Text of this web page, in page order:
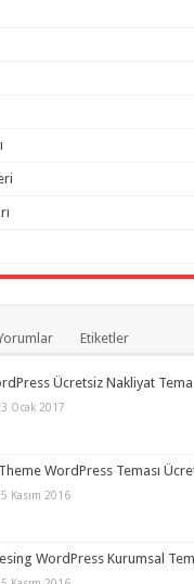
Etiketler
Ücretsiz Nakliyat
Ocak 2017
WordPress Teması
Kasım 2016
WordPress Kurumsal